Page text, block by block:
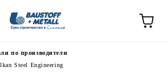
по производители
Steel Engineering